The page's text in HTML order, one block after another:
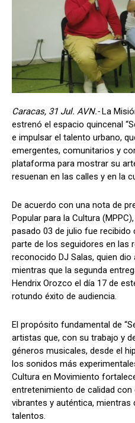
Caracas, 31 Jul. AVN.-La
estrenó el espacio quincenal
e impulsar el talento urbano,
emergentes, comunitarios y
plataforma para mostrar su
resuenan en las calles y en la
De acuerdo con una nota de
Popular para la Cultura
pasado 03 de julio fue
parte de los seguidores en las
reconocido DJ Salas, quien
mientras que la segunda
Hendrix Orozco el día 17 de
rotundo éxito de audiencia.
El propósito fundamental de
artistas que, con su trabajo y
géneros musicales, desde el
los sonidos más
Cultura en Movimiento
entretenimiento de calidad
vibrantes y auténtica, mientras
talentos.